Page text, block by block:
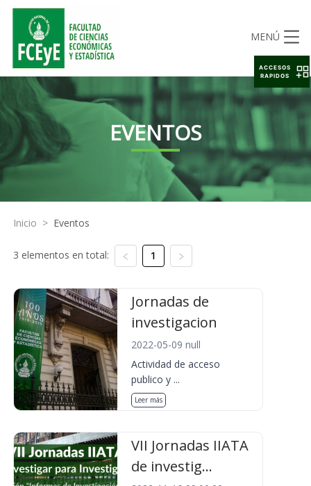
MENÚ
EVENTOS
Inicio > Eventos
3 elementos en total: 1
Jornadas de
investigacion
2022-05-09 null
Actividad de acceso
publico y ...
Leer más
VII Jornadas IIATA
de investig...
ACCESOS
RAPIDOS